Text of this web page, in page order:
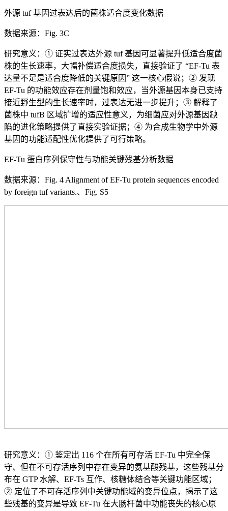
外源 tuf 基因过表达后的菌株适合度变化数据
数据来源：Fig. 3C
研究意义：① 证实过表达外源 tuf 基因可显著提升低适合度菌
株的生长速率，大幅补偿适合度损失，直接验证了 “EF-Tu 表
达量不足是适合度降低的关键原因” 这一核心假说；② 发现
EF-Tu 的功能效应存在剂量饱和效应，当外源基因本身已支持
接近野生型的生长速率时，过表达无进一步提升；③ 解释了
菌株中 tufB 区域扩增的适应性意义，为细菌应对外源基因缺
陷的进化策略提供了直接实验证据；④ 为合成生物学中外源
基因的功能适配性优化提供了可行策略。
EF-Tu 蛋白序列保守性与功能关键残基分析数据
数据来源：Fig. 4 Alignment of EF-Tu protein sequences encoded
by foreign tuf variants.、Fig. S5
研究意义：① 鉴定出 116 个在所有可存活 EF-Tu 中完全保
守、但在不可存活序列中存在变异的氨基酸残基，这些残基分
布在 GTP 水解、EF-Ts 互作、核糖体结合等关键功能区域；
② 定位了不可存活序列中关键功能域的变异位点，揭示了这
些残基的变异是导致 EF-Tu 在大肠杆菌中功能丧失的核心原